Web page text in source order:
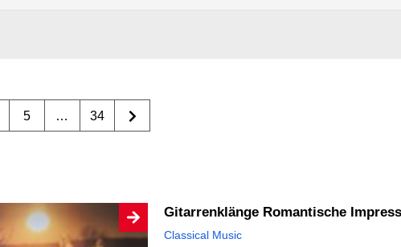
5 … 34
Gitarrenklänge Romantische
Classical Music